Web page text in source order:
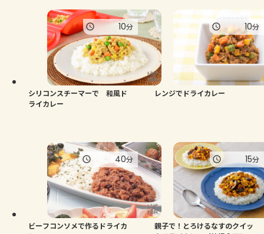
シリコンスチーマーで 和風ド
ライカレー
10分
レンジでドライカレー
10分
ビーフコンソメで作るドライカ
40分
親子で！とろけるなすのクイッ
15分